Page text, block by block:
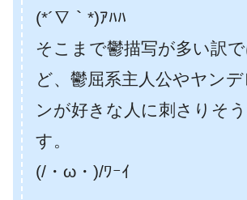
(*´∇｀*)ｱﾊﾊ
そこまで鬱描写が多い訳
ど、鬱屈系主人公やヤン
ンが好きな人に刺さりそ
す。
(/・ω・)/ﾜｰｲ